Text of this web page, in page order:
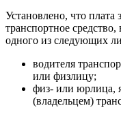
Установлено, что плата
транспортное
одного из следующих
водителя
или физлицу;
физ- или юрлица,
(владельцем)